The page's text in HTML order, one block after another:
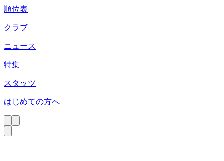
順位表
クラブ
ニュース
特集
スタッツ
はじめての方へ